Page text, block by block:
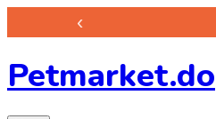
‹
Petmarket.do